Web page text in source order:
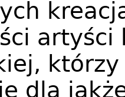
artyści
dla